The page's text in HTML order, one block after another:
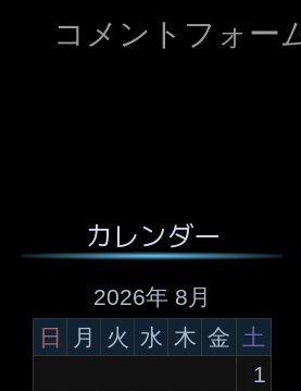
コメントフォー
カレンダー
2026年 8月
日
月 火 水 木 金 土
1